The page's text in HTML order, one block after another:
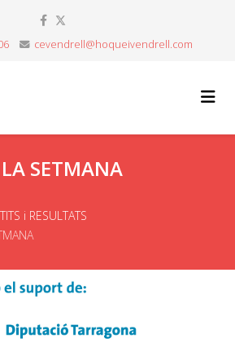
cevendrell@hoqueivendrell.com
SETMANA
i RESULTATS